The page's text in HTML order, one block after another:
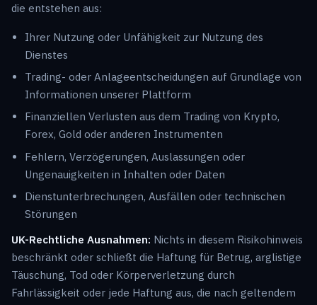
die entstehen aus:
Ihrer Nutzung oder Unfähigkeit zur Nutzung des
Dienstes
Trading- oder Anlageentscheidungen auf Grundlage von
Informationen unserer Plattform
Finanziellen Verlusten aus dem Trading von Krypto,
Forex, Gold oder anderen Instrumenten
Fehlern, Verzögerungen, Auslassungen oder
Ungenauigkeiten in Inhalten oder Daten
Dienstunterbrechungen, Ausfällen oder technischen
Störungen
UK-Rechtliche Ausnahmen: Nichts in diesem Risikohinweis
beschränkt oder schließt die Haftung für Betrug, arglistige
Täuschung, Tod oder Körperverletzung durch
Fahrlässigkeit oder jede Haftung aus, die nach geltendem